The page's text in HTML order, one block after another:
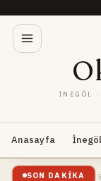
İNEGÖL
Anasayfa İnegöl
SON DAKIKA
Ediyor: Başkan Taban